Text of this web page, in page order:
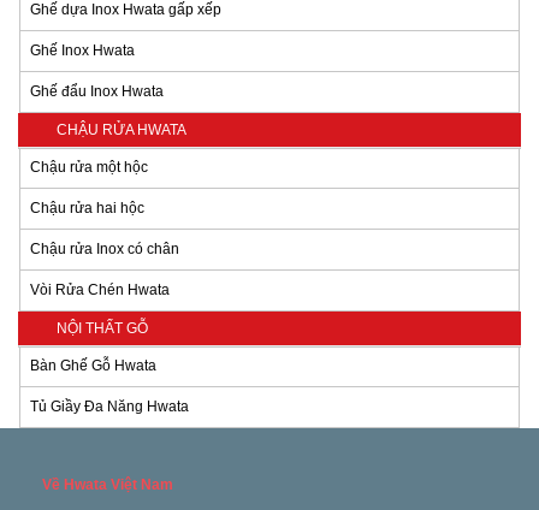
Ghế dựa Inox Hwata gấp xếp
Ghế Inox Hwata
Ghế đẩu Inox Hwata
CHẬU RỬA HWATA
Chậu rửa một hộc
Chậu rửa hai hộc
Chậu rửa Inox có chân
Vòi Rửa Chén Hwata
NỘI THẤT GỖ
Bàn Ghế Gỗ Hwata
Tủ Giầy Đa Năng Hwata
Về Hwata Việt Nam